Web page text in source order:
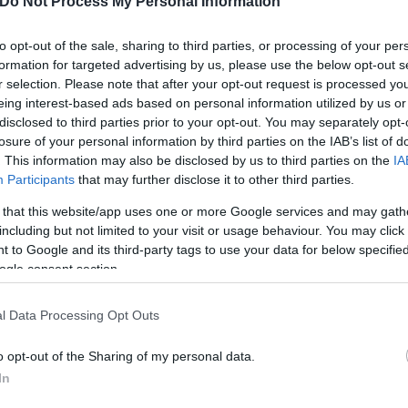
opt-out of the sale, sharing to third parties, or processing of your
for targeted advertising by us, please use the below opt-out
selection. Please note that after your opt-out request is processed
interest-based ads based on personal information utilized by us
to third parties prior to your opt-out. You may separately
of your personal information by third parties on the IAB’s list of
This information may also be disclosed by us to third parties on the
Participants that may further disclose it to other third parties.
that this website/app uses one or more Google services and may
but not limited to your visit or usage behaviour. You may
to Google and its third-party tags to use your data for below
consent section.
Data Processing Opt Outs
opt-out of the Sharing of my personal data.
την πρώτη περιοχή που δόθηκε εντολή να
γαβγίσματα.
σκύλο, για να τον δώσει σε έναν
σκύλο και έτρεξε γιατί το σπίτι απειλείτο